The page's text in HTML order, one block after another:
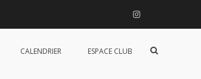
Instagram
CALENDRIER ESPACE CLUB
Afficher